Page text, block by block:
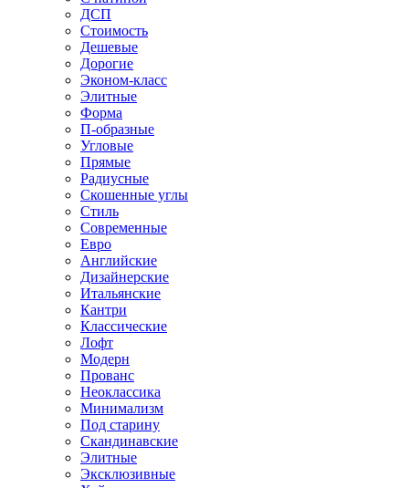
ДСП
Стоимость
Дешевые
Дорогие
Эконом-класс
Элитные
Форма
П-образные
Угловые
Прямые
Радиусные
Скошенные углы
Стиль
Современные
Евро
Английские
Дизайнерские
Итальянские
Кантри
Классические
Лофт
Модерн
Прованс
Неоклассика
Минимализм
Под старину
Скандинавские
Элитные
Эксклюзивные